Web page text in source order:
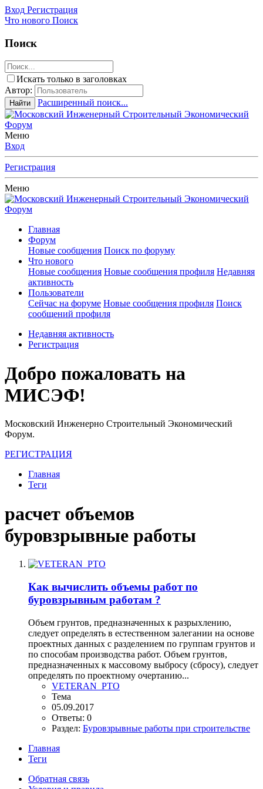
Вход Регистрация
Что нового Поиск
Поиск
Искать только в заголовках
Автор:
Найти Расширенный поиск...
Меню
Вход
Регистрация
Меню
Главная
Форум
Новые сообщения Поиск по форуму
Что нового
Новые сообщения Новые сообщения профиля Недавняя
активность
Пользователи
Сейчас на форуме Новые сообщения профиля Поиск
сообщений профиля
Недавняя активность
Регистрация
Добро пожаловать на
МИСЭФ!
Московский Инженерно Строительный Экономический
Форум.
РЕГИСТРАЦИЯ
Главная
Теги
расчет объемов
буровзрывные работы
Как вычислить объемы работ по
буровзрывным работам ?
Объем грунтов, предназначенных к разрыхлению,
следует определять в естественном залегании на основе
проектных данных с разделением по группам грунтов и
по способам производства работ. Объем грунтов,
предназначенных к массовому выбросу (сбросу), следует
определять по проектному очертанию...
VETERAN_PTO
Тема
05.09.2017
Ответы: 0
Раздел: Буровзрывные работы при строительстве
Главная
Теги
Обратная связь